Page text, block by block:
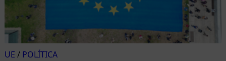
UE / POLÍTICA